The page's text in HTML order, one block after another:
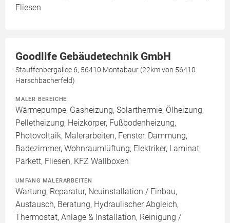
Fliesen
Goodlife Gebäudetechnik GmbH
Stauffenbergallee 6, 56410 Montabaur (22km von 56410
Harschbacherfeld)
MALER BEREICHE
Wärmepumpe, Gasheizung, Solarthermie, Ölheizung,
Pelletheizung, Heizkörper, Fußbodenheizung,
Photovoltaik, Malerarbeiten, Fenster, Dämmung,
Badezimmer, Wohnraumlüftung, Elektriker, Laminat,
Parkett, Fliesen, KFZ Wallboxen
UMFANG MALERARBEITEN
Wartung, Reparatur, Neuinstallation / Einbau,
Austausch, Beratung, Hydraulischer Abgleich,
Thermostat, Anlage & Installation, Reinigung /